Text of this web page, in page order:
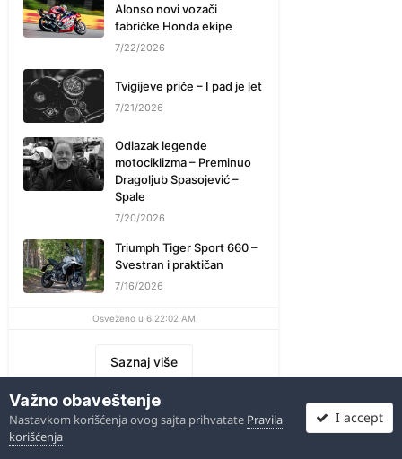
Alonso novi vozači
fabričke Honda ekipe
7/22/2026
Tvigijeve priče – I pad je let
7/21/2026
Odlazak legende
motociklizma – Preminuo
Dragoljub Spasojević –
Spale
7/20/2026
Triumph Tiger Sport 660 –
Svestran i praktičan
7/16/2026
Osveženo u 6:22:02 AM
Saznaj više
Važno obaveštenje
Nastavkom korišćenja ovog sajta prihvatate Pravila
korišćenja
I accept